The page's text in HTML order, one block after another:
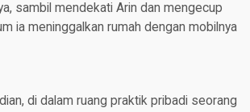
sambil mendekati Arin dan mengecup
ia meninggalkan rumah dengan mobilnya
di dalam ruang praktik pribadi seorang